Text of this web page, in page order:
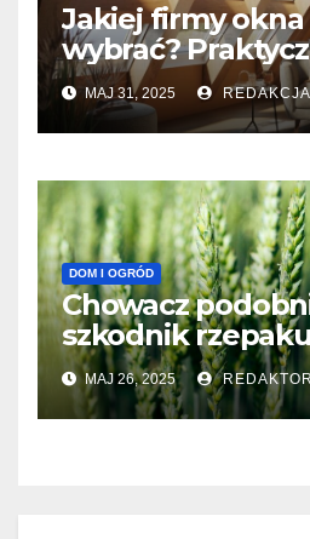
Jakiej firmy
wybrać?
przewodnik 2025
MAJ 31, 2025 REDAKCJA
DOM I OGRÓD
Chowacz
szkodnik
skuteczne
zwalczania
MAJ 26, 2025